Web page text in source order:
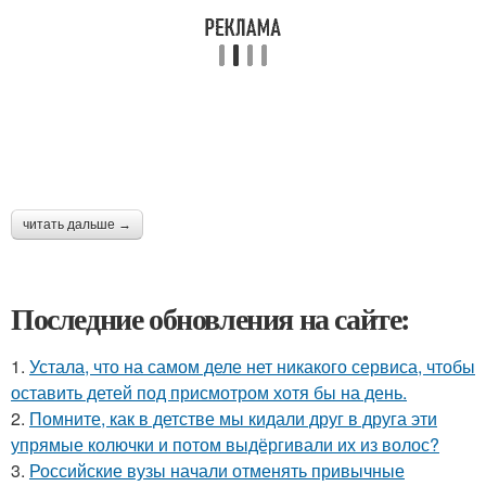
читать дальше →
Последние обновления на сайте:
1. Устала, что на самом деле нет никакого сервиса, чтобы
оставить детей под присмотром хотя бы на день.
2. Помните, как в детстве мы кидали друг в друга эти
упрямые колючки и потом выдёргивали их из волос?
3. Российские вузы начали отменять привычные